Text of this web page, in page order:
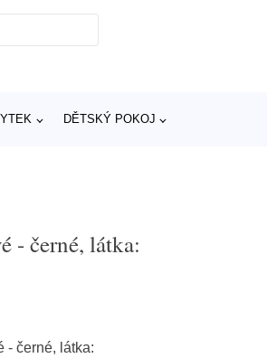
DĚTSKÝ POKOJ
- černé, látka:
- černé, látka: